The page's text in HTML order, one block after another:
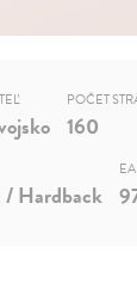
POČET
160
/ Hardback